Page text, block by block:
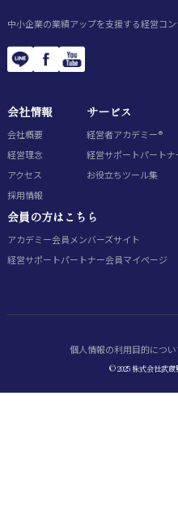
中小企業の業績アップを支援する経営コン
会社情報
会社概要
経営理念
アクセス
採用情報
サービス
経営者アカデミー®
経営サポートパート
お役立ちツール集
会員の方はこちら
アカデミー会員 メンバーズサイト
経営サポートパートナー会員マイページ
個人情報の利用目的につ
© 2025 株式会社武